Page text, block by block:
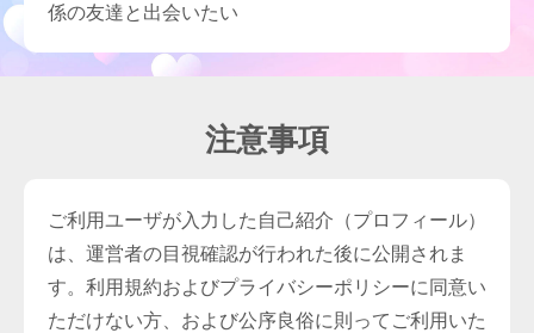
係の友達と出会いたい
注意事項
ご利用ユーザが入力した自己紹介（プロフィール）
は、運営者の目視確認が行われた後に公開されま
す。利用規約およびプライバシーポリシーに同意い
ただけない方、および公序良俗に則ってご利用いた